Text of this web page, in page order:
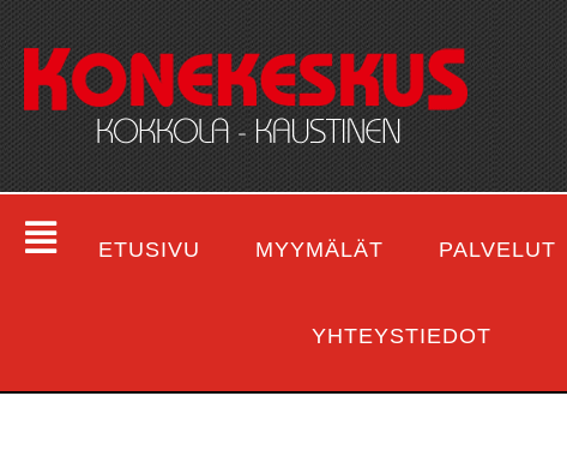
ETUSIVU MYYMÄLÄT PALVELUT
YHTEYSTIEDOT